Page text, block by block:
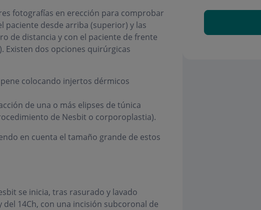
fotografías en erección para comprobar
desde arriba (superior) y las
de distancia y con el paciente de frente
Existen dos opciones quirúrgicas
colocando injertos dérmicos
de una o más elipses de túnica
de Nesbit o corporoplastia).
en cuenta el tamaño grande de estos
se inicia, tras rasurado y lavado
14Ch, con una incisión subcoronal de